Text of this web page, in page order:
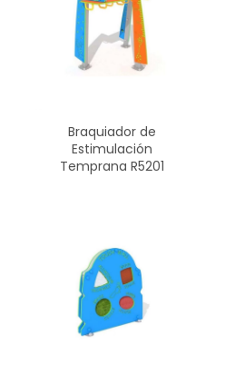
Braquiador de
Estimulación
Temprana R5201